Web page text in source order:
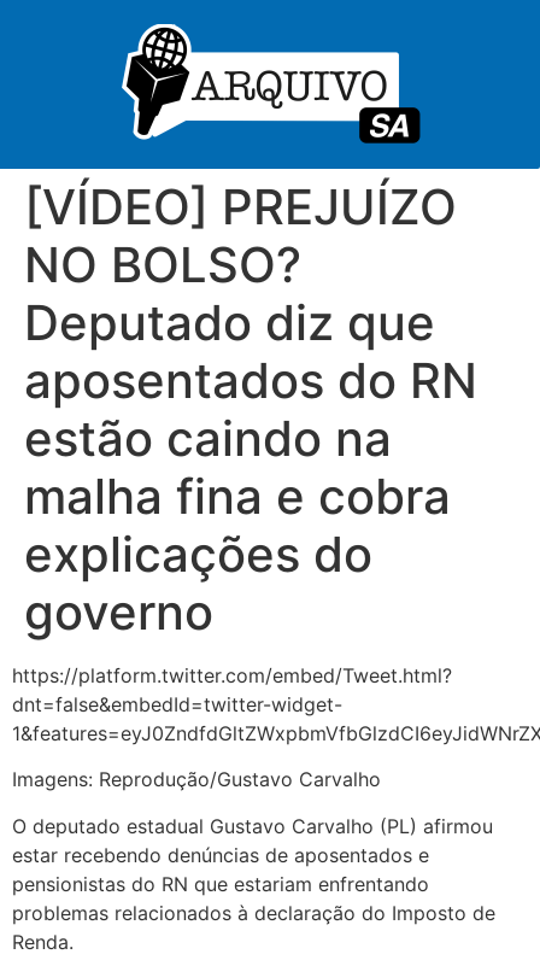
[VÍDEO] PREJUÍZO
NO BOLSO?
Deputado diz que
aposentados do RN
estão caindo na
malha fina e cobra
explicações do
governo
https://platform.twitter.com/embed/Tweet.html?
dnt=false&embedId=twitter-widget-
Imagens: Reprodução/Gustavo Carvalho
O deputado estadual Gustavo Carvalho (PL) afirmou
estar recebendo denúncias de aposentados e
pensionistas do RN que estariam enfrentando
problemas relacionados à declaração do Imposto de
Renda.